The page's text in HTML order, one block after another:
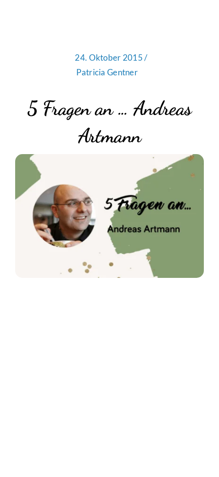
24. Oktober 2015 /
Patricia Gentner
5 Fragen an … Andreas
Artmann